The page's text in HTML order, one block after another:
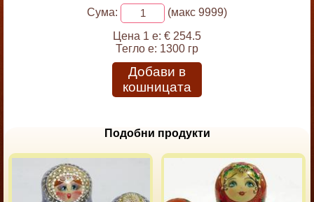
Сума:
(макс 9999)
Цена 1 е: € 254.5
Тегло е: 1300 гр
Добави в
кошницата
Подобни продукти